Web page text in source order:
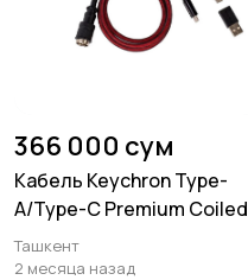
366 000 сум
Кабель Keychron Type-
A/Type-C Premium Coiled
Aviator, Cable-Straight,
Red
Ташкент
2 месяца назад